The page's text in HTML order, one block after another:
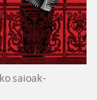
saioak-